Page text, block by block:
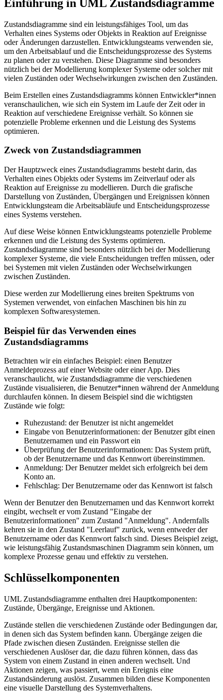
Einführung in UML Zustandsdiagramme
Zustandsdiagramme sind ein leistungsfähiges Tool, um das
Verhalten eines Systems oder Objekts in Reaktion auf Ereignisse
oder Änderungen darzustellen. Entwicklungsteams verwenden sie,
um den Arbeitsablauf und die Entscheidungsprozesse des Systems
zu planen oder zu verstehen. Diese Diagramme sind besonders
nützlich bei der Modellierung komplexer Systeme oder solcher mit
vielen Zuständen oder Wechselwirkungen zwischen den Zuständen.
Beim Erstellen eines Zustandsdiagramms können Entwickler*innen
veranschaulichen, wie sich ein System im Laufe der Zeit oder in
Reaktion auf verschiedene Ereignisse verhält. So können sie
potenzielle Probleme erkennen und die Leistung des Systems
optimieren.
Zweck von Zustandsdiagrammen
Der Hauptzweck eines Zustandsdiagramms besteht darin, das
Verhalten eines Objekts oder Systems im Zeitverlauf oder als
Reaktion auf Ereignisse zu modellieren. Durch die grafische
Darstellung von Zuständen, Übergängen und Ereignissen können
Entwicklungsteam die Arbeitsabläufe und Entscheidungsprozesse
eines Systems verstehen.
Auf diese Weise können Entwicklungsteams potenzielle Probleme
erkennen und die Leistung des Systems optimieren.
Zustandsdiagramme sind besonders nützlich bei der Modellierung
komplexer Systeme, die viele Entscheidungen treffen müssen, oder
bei Systemen mit vielen Zuständen oder Wechselwirkungen
zwischen Zuständen.
Diese werden zur Modellierung eines breiten Spektrums von
Systemen verwendet, von einfachen Maschinen bis hin zu
komplexen Softwaresystemen.
Beispiel für das Verwenden eines
Zustandsdiagramms
Betrachten wir ein einfaches Beispiel: einen Benutzer
Anmeldeprozess auf einer Website oder einer App. Dies
veranschaulicht, wie Zustandsdiagramme die verschiedenen
Zustände visualisieren, die Benutzer*innen während der Anmeldung
durchlaufen können. In diesem Beispiel sind die wichtigsten
Zustände wie folgt:
Ruhezustand: der Benutzer ist nicht angemeldet
Eingabe von Benutzerinformationen: der Benutzer gibt einen
Benutzernamen und ein Passwort ein
Überprüfung der Benutzerinformationen: Das System prüft,
ob der Benutzername und das Kennwort übereinstimmen.
Anmeldung: Der Benutzer meldet sich erfolgreich bei dem
Konto an.
Fehlschlag: Der Benutzername oder das Kennwort ist falsch
Wenn der Benutzer den Benutzernamen und das Kennwort korrekt
eingibt, wechselt er vom Zustand "Eingabe der
Benutzerinformationen" zum Zustand "Anmeldung". Andernfalls
kehren sie in den Zustand "Leerlauf" zurück, wenn entweder der
Benutzername oder das Kennwort falsch sind. Dieses Beispiel zeigt,
wie leistungsfähig Zustandsmaschinen Diagramm sein können, um
komplexe Prozesse genau und effektiv zu verstehen.
Schlüsselkomponenten
UML Zustandsdiagramme enthalten drei Hauptkomponenten:
Zustände, Übergänge, Ereignisse und Aktionen.
Zustände stellen die verschiedenen Zustände oder Bedingungen dar,
in denen sich das System befinden kann. Übergänge zeigen die
Pfade zwischen diesen Zuständen. Ereignisse stellen die
verschiedenen Auslöser dar, die dazu führen können, dass das
System von einem Zustand in einen anderen wechselt. Und
Aktionen zeigen, was passiert, wenn ein Ereignis eine
Zustandsänderung auslöst. Zusammen bilden diese Komponenten
eine visuelle Darstellung des Systemverhaltens.